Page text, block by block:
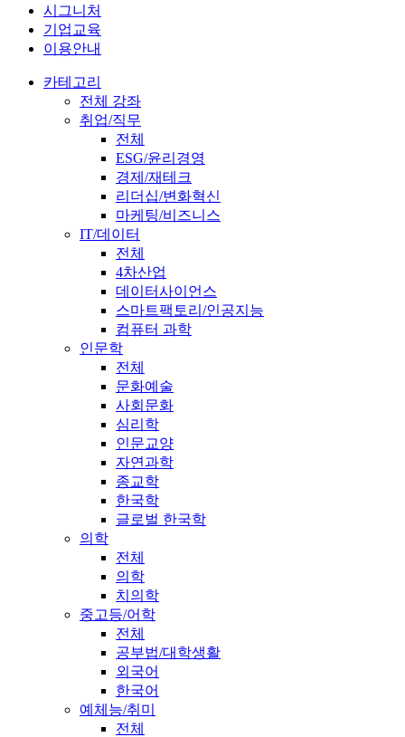
시그니처
기업교육
이용안내
카테고리
전체 강좌
취업/직무
전체
ESG/윤리경영
경제/재테크
리더십/변화혁신
마케팅/비즈니스
IT/데이터
전체
4차산업
데이터사이언스
스마트팩토리/인공지능
컴퓨터 과학
인문학
전체
문화예술
사회문화
심리학
인문교양
자연과학
종교학
한국학
글로벌 한국학
의학
전체
의학
치의학
중고등/어학
전체
공부법/대학생활
외국어
한국어
예체능/취미
전체